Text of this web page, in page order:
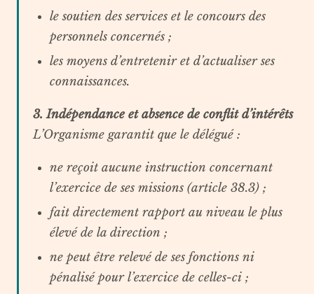
le soutien des services et le concours des
personnels concernés ;
les moyens d’entretenir et d’actualiser ses
connaissances.
3. Indépendance et absence de conflit d’intérêts
L’Organisme garantit que le délégué :
ne reçoit aucune instruction concernant
l’exercice de ses missions (article 38.3) ;
fait directement rapport au niveau le plus
élevé de la direction ;
ne peut être relevé de ses fonctions ni
pénalisé pour l’exercice de celles-ci ;